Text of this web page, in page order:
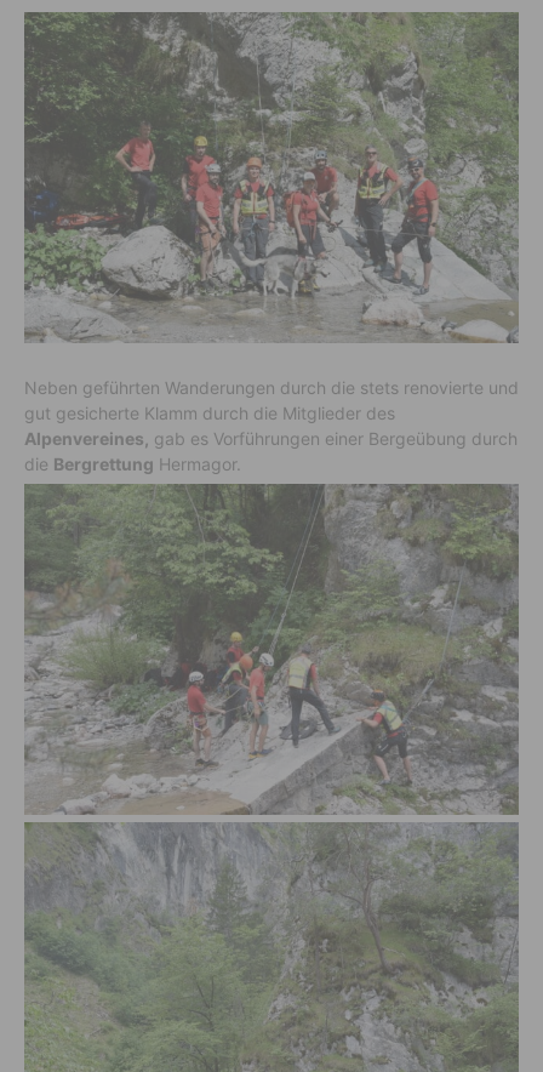
Neben geführten Wanderungen durch die stets renovierte und
gut gesicherte Klamm durch die Mitglieder des
Alpenvereines, gab es Vorführungen einer Bergeübung durch
die Bergrettung Hermagor.